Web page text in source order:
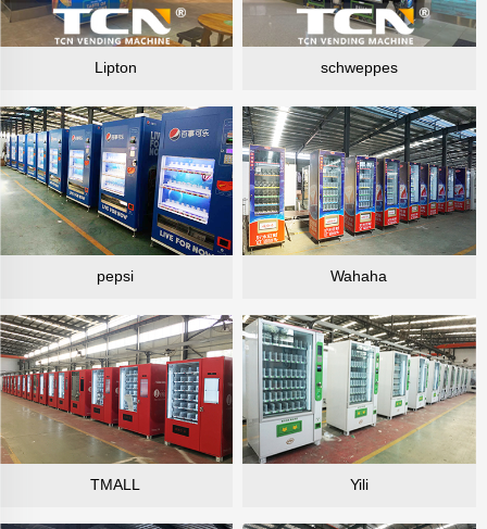
Lipton schweppes
pepsi Wahaha
TMALL Yili